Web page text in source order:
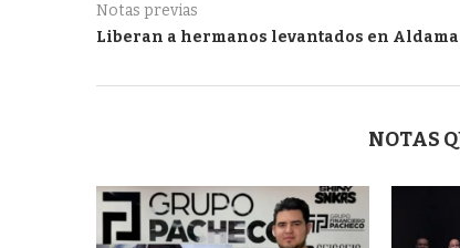
Notas previas
Liberan a hermanos levantados en Aldama
NOTAS